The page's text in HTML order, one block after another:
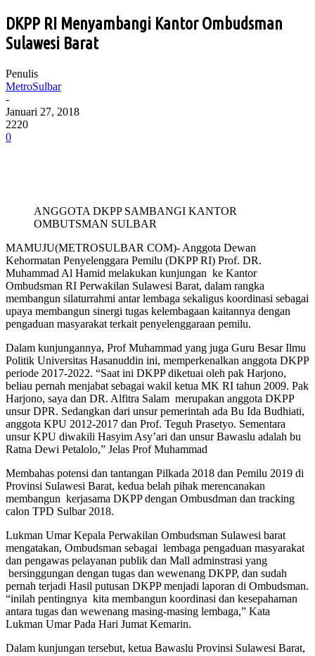
DKPP RI Menyambangi Kantor Ombudsman
Sulawesi Barat
Penulis
MetroSulbar
-
Januari 27, 2018
2220
0
ANGGOTA DKPP SAMBANGI KANTOR
OMBUTSMAN SULBAR
MAMUJU(METROSULBAR COM)- Anggota Dewan
Kehormatan Penyelenggara Pemilu (DKPP RI) Prof. DR.
Muhammad Al Hamid melakukan kunjungan ke Kantor
Ombudsman RI Perwakilan Sulawesi Barat, dalam rangka
membangun silaturrahmi antar lembaga sekaligus koordinasi sebagai
upaya membangun sinergi tugas kelembagaan kaitannya dengan
pengaduan masyarakat terkait penyelenggaraan pemilu.
Dalam kunjungannya, Prof Muhammad yang juga Guru Besar Ilmu
Politik Universitas Hasanuddin ini, memperkenalkan anggota DKPP
periode 2017-2022. “Saat ini DKPP diketuai oleh pak Harjono,
beliau pernah menjabat sebagai wakil ketua MK RI tahun 2009. Pak
Harjono, saya dan DR. Alfitra Salam merupakan anggota DKPP
unsur DPR. Sedangkan dari unsur pemerintah ada Bu Ida Budhiati,
anggota KPU 2012-2017 dan Prof. Teguh Prasetyo. Sementara
unsur KPU diwakili Hasyim Asy’ari dan unsur Bawaslu adalah bu
Ratna Dewi Petalolo,” Jelas Prof Muhammad
Membahas potensi dan tantangan Pilkada 2018 dan Pemilu 2019 di
Provinsi Sulawesi Barat, kedua belah pihak merencanakan
membangun kerjasama DKPP dengan Ombusdman dan tracking
calon TPD Sulbar 2018.
Lukman Umar Kepala Perwakilan Ombudsman Sulawesi barat
mengatakan, Ombudsman sebagai lembaga pengaduan masyarakat
dan pengawas pelayanan publik dan Mall adminstrasi yang
bersinggungan dengan tugas dan wewenang DKPP, dan sudah
pernah terjadi Hasil putusan DKPP menjadi laporan di Ombudsman.
“inilah pentingnya kita membangun koordinasi dan kesepahaman
antara tugas dan wewenang masing-masing lembaga,” Kata
Lukman Umar Pada Hari Jumat Kemarin.
Dalam kunjungan tersebut, ketua Bawaslu Provinsi Sulawesi Barat,